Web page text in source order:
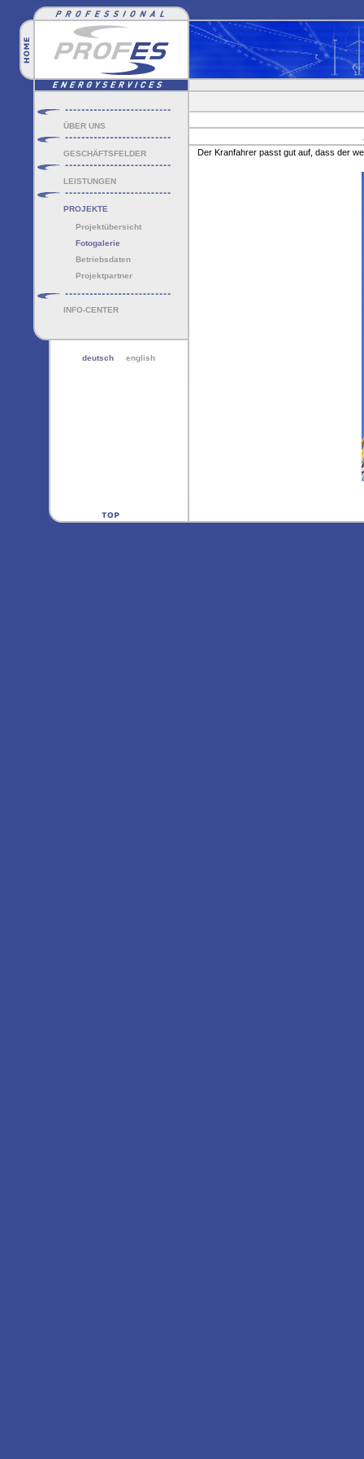
ÜBER UNS
GESCHÄFTSFELDER
LEISTUNGEN
PROJEKTE
Projektübersicht
Fotogalerie
Betriebsdaten
Projektpartner
INFO-CENTER
deutsch english
Der Kranfahrer passt gut auf, dass der